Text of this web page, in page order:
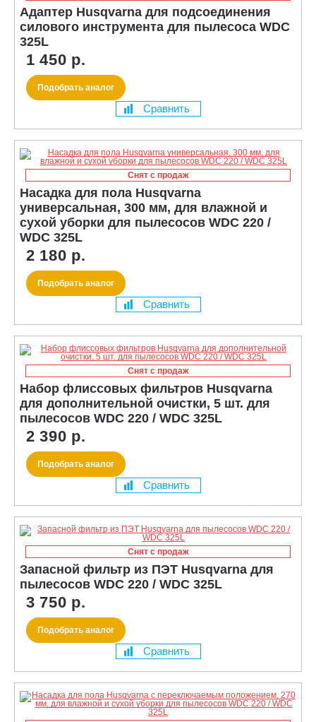
Адаптер Husqvarna для подсоединения
силового инструмента для пылесоса WDC
325L
1 450 р.
Подобрать аналог
Сравнить
Снят с продаж
Насадка для пола Husqvarna
универсальная, 300 мм, для влажной и
сухой уборки для пылесосов WDC 220 /
WDC 325L
2 180 р.
Подобрать аналог
Сравнить
Снят с продаж
Набор флиссовых фильтров Husqvarna
для дополнительной очистки, 5 шт. для
пылесосов WDC 220 / WDC 325L
2 390 р.
Подобрать аналог
Сравнить
Снят с продаж
Запасной фильтр из ПЭТ Husqvarna для
пылесосов WDC 220 / WDC 325L
3 750 р.
Подобрать аналог
Сравнить